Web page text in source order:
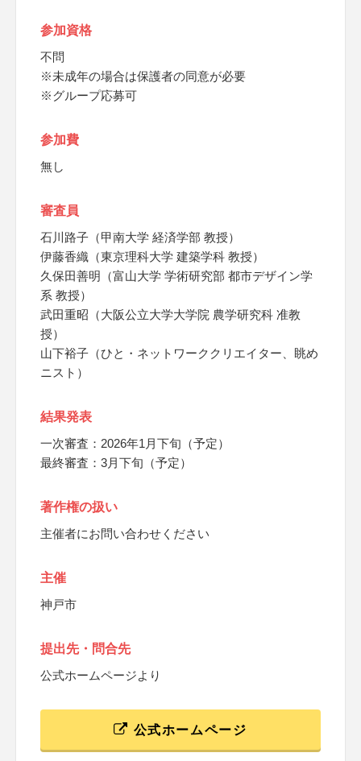
参加資格
不問
※未成年の場合は保護者の同意が必要
※グループ応募可
参加費
無し
審査員
石川路子（甲南大学 経済学部 教授）
伊藤香織（東京理科大学 建築学科 教授）
久保田善明（富山大学 学術研究部 都市デザイン学
系 教授）
武田重昭（大阪公立大学大学院 農学研究科 准教
授）
山下裕子（ひと・ネットワーククリエイター、眺め
ニスト）
結果発表
一次審査：2026年1月下旬（予定）
最終審査：3月下旬（予定）
著作権の扱い
主催者にお問い合わせください
主催
神戸市
提出先・問合先
公式ホームページより
公式ホームページ